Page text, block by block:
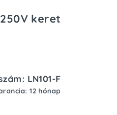
keret
LN101-F
12 hónap